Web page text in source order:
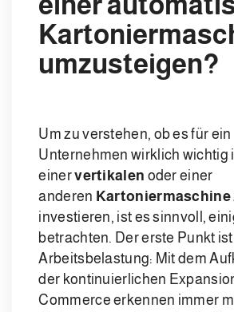
umzusteigen?
Um zu verstehen, ob es für ein
Unternehmen wirklich wichtig
einervertikalen oder einer
anderen Kartoniermaschine
investieren, ist es sinnvoll,
betrachten. Der erste Punkt
Arbeitsbelastung: Mit dem
der kontinuierlichen
Commerce erkennen immer